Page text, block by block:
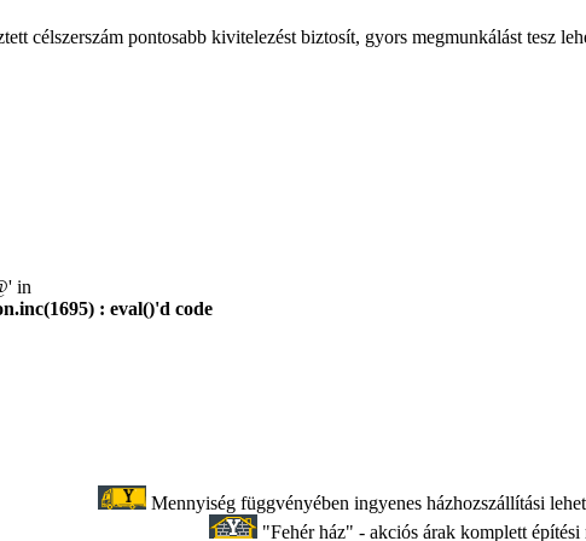
célszerszám pontosabb kivitelezést biztosít, gyors megmunkálást tesz
in
: eval()'d code
Mennyiség függvényében ingyenes házhozszállítási
"Fehér ház" - akciós árak komplett építési